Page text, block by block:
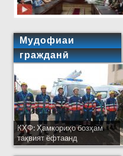
Мудофиаи
гражданӣ
КҲФ: Ҳамкориҳо бозҳам
тақвият ёфтаанд